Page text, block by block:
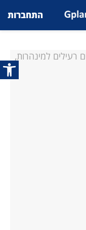
פתח
התחברות